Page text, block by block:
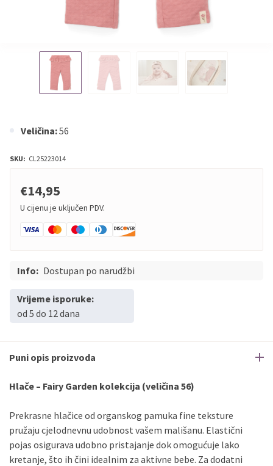
Veličina:56
SKU: CL25223014
€14,95
U cijenu je uključen PDV.
Info: Dostupan po narudžbi
Vrijeme isporuke:
od 5 do 12 dana
Puni opis proizvoda
Hlače – Fairy Garden kolekcija (veličina 56)
Prekrasne hlačice od organskog pamuka fine teksture
pružaju cjelodnevnu udobnost vašem mališanu. Elastični
pojas osigurava udobno pristajanje dok omogućuje lako
kretanje, što ih čini idealnim za aktivne bebe. Za dodatni